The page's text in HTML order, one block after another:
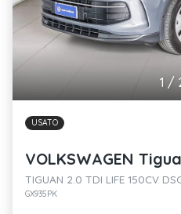
1/
USATO
VOLKSWAGEN
TIGUAN 2.0 TDI LIFE 150CV
GX935PK